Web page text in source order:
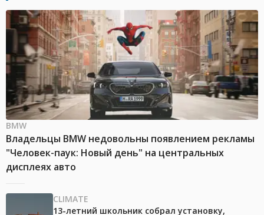
BMW
Владельцы BMW недовольны появлением рекламы
"Человек-паук: Новый день" на центральных
дисплеях авто
CLIMATE
13-летний школьник собрал установку,